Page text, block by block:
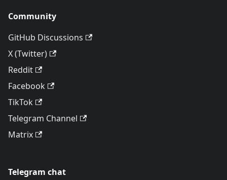
Community
GitHub Discussions
X (Twitter)
Reddit
Facebook
TikTok
Telegram Channel
Matrix
Telegram chat